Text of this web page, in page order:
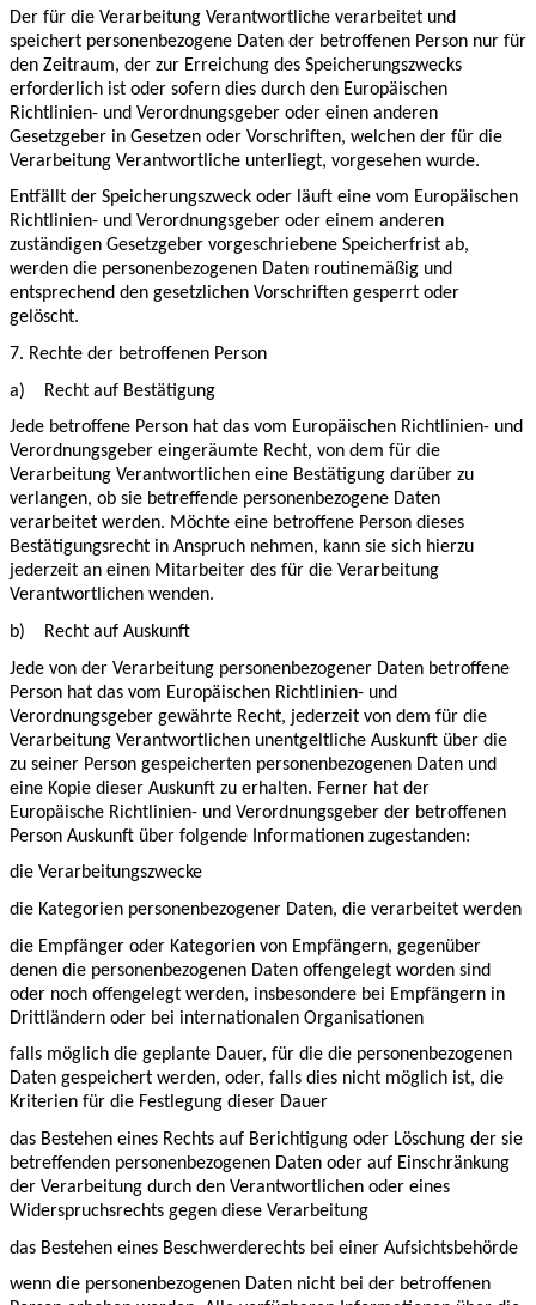
Der für die Verarbeitung Verantwortliche verarbeitet und
speichert personenbezogene Daten der betroffenen Person nur für
den Zeitraum, der zur Erreichung des Speicherungszwecks
erforderlich ist oder sofern dies durch den Europäischen
Richtlinien- und Verordnungsgeber oder einen anderen
Gesetzgeber in Gesetzen oder Vorschriften, welchen der für die
Verarbeitung Verantwortliche unterliegt, vorgesehen wurde.
Entfällt der Speicherungszweck oder läuft eine vom Europäischen
Richtlinien- und Verordnungsgeber oder einem anderen
zuständigen Gesetzgeber vorgeschriebene Speicherfrist ab,
werden die personenbezogenen Daten routinemäßig und
entsprechend den gesetzlichen Vorschriften gesperrt oder
gelöscht.
7. Rechte der betroffenen Person
a)
Recht auf Bestätigung
Jede betroffene Person hat das vom Europäischen Richtlinien- und
Verordnungsgeber eingeräumte Recht, von dem für die
Verarbeitung Verantwortlichen eine Bestätigung darüber zu
verlangen, ob sie betreffende personenbezogene Daten
verarbeitet werden. Möchte eine betroffene Person dieses
Bestätigungsrecht in Anspruch nehmen, kann sie sich hierzu
jederzeit an einen Mitarbeiter des für die Verarbeitung
Verantwortlichen wenden.
b)
Recht auf Auskunft
Jede von der Verarbeitung personenbezogener Daten betroffene
Person hat das vom Europäischen Richtlinien- und
Verordnungsgeber gewährte Recht, jederzeit von dem für die
Verarbeitung Verantwortlichen unentgeltliche Auskunft über die
zu seiner Person gespeicherten personenbezogenen Daten und
eine Kopie dieser Auskunft zu erhalten. Ferner hat der
Europäische Richtlinien- und Verordnungsgeber der betroffenen
Person Auskunft über folgende Informationen zugestanden:
die Verarbeitungszwecke
die Kategorien personenbezogener Daten, die verarbeitet werden
die Empfänger oder Kategorien von Empfängern, gegenüber
denen die personenbezogenen Daten offengelegt worden sind
oder noch offengelegt werden, insbesondere bei Empfängern in
Drittländern oder bei internationalen Organisationen
falls möglich die geplante Dauer, für die die personenbezogenen
Daten gespeichert werden, oder, falls dies nicht möglich ist, die
Kriterien für die Festlegung dieser Dauer
das Bestehen eines Rechts auf Berichtigung oder Löschung der sie
betreffenden personenbezogenen Daten oder auf Einschränkung
der Verarbeitung durch den Verantwortlichen oder eines
Widerspruchsrechts gegen diese Verarbeitung
das Bestehen eines Beschwerderechts bei einer Aufsichtsbehörde
wenn die personenbezogenen Daten nicht bei der betroffenen